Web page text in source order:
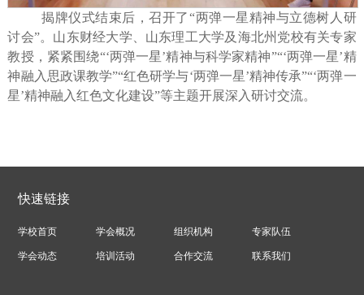
揭牌仪式结束后，召开了“两弹一星精神与立德树人研
讨会”。山东财经大学、山东理工大学及海北州党校有关专家
教授，紧紧围绕“‘两弹一星’精神与科学家精神”“‘两弹一星’精
神融入思政课教学”“红色研学与‘两弹一星’精神传承”“‘两弹一
星’精神融入红色文化建设”等主题开展深入研讨交流。
快速链接
学校首页 学会概况 组织机构 专家队伍
学会动态 培训活动 合作交流 联系我们